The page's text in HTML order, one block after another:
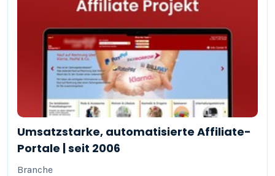
Umsatzstarke, automatisierte Affiliate-
Portale | seit 2006
Branche